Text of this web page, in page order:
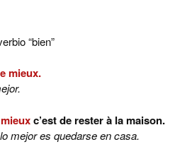
“bien”
mieux.
c’est de rester à la maison.
mejor es quedarse en casa.